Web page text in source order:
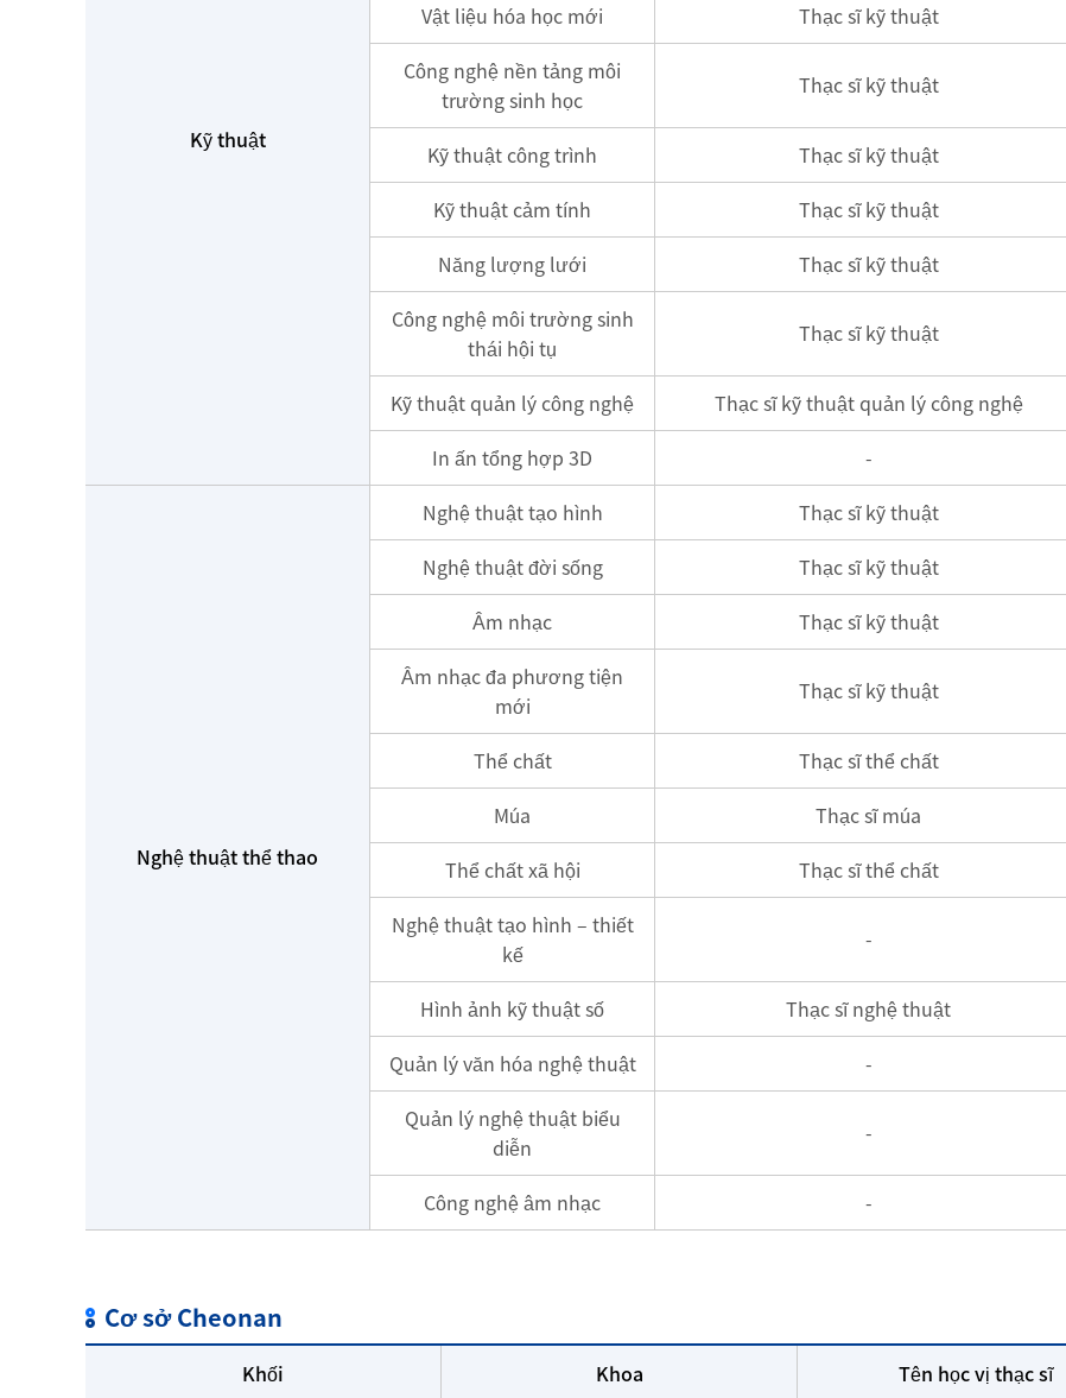
Kỹ thuật
Vật liệu hóa học mới
Thạc sĩ kỹ thuật
Công nghệ nền tảng môi
trường sinh học
Thạc sĩ kỹ thuật
Kỹ thuật công trình Thạc sĩ kỹ thuật
Kỹ thuật cảm tính
Thạc sĩ kỹ thuật
Năng lượng lưới
Thạc sĩ kỹ thuật
Công nghệ môi trường sinh
thái hội tụ
Thạc sĩ kỹ thuật
Kỹ thuật quản lý công nghệ Thạc sĩ kỹ thuật quản lý công nghệ
In ấn tổng hợp 3D
-
Nghệ thuật thể thao
Nghệ thuật tạo hình Thạc sĩ kỹ thuật
Nghệ thuật đời sống
Thạc sĩ kỹ thuật
Âm nhạc
Thạc sĩ kỹ thuật
Âm nhạc đa phương tiện
mới
Thạc sĩ kỹ thuật
Thể chất Thạc sĩ thể chất
Múa
Thạc sĩ múa
Thể chất xã hội
Thạc sĩ thể chất
Nghệ thuật tạo hình – thiết
kế
-
Hình ảnh kỹ thuật số Thạc sĩ nghệ thuật
Quản lý văn hóa nghệ thuật
-
Quản lý nghệ thuật biểu
diễn
-
Công nghệ âm nhạc -
Cơ sở Cheonan
Khối Khoa Tên học vị thạc sĩ